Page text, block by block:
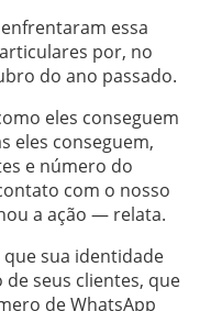
essa
por, no
do ano passado.
eles conseguem
eles conseguem,
e número do
com o nosso
a ação — relata.
sua identidade
seus clientes, que
de WhatsApp